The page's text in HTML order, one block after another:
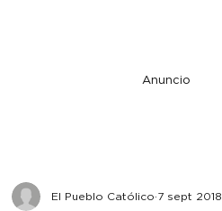
Anuncio
El Pueblo Católico 7 sept 2018